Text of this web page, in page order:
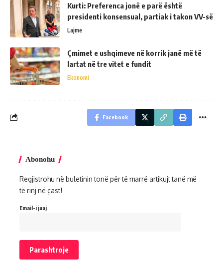
Kurti: Preferenca jonë e parë është
presidenti konsensual, partiak i takon VV-së
Lajme
Çmimet e ushqimeve në korrik janë më të
lartat në tre vitet e fundit
Ekonomi
Facebook
Abonohu
Regjistrohu në buletinin tonë për të marrë artikujt tanë më
të rinj në çast!
Email-i juaj